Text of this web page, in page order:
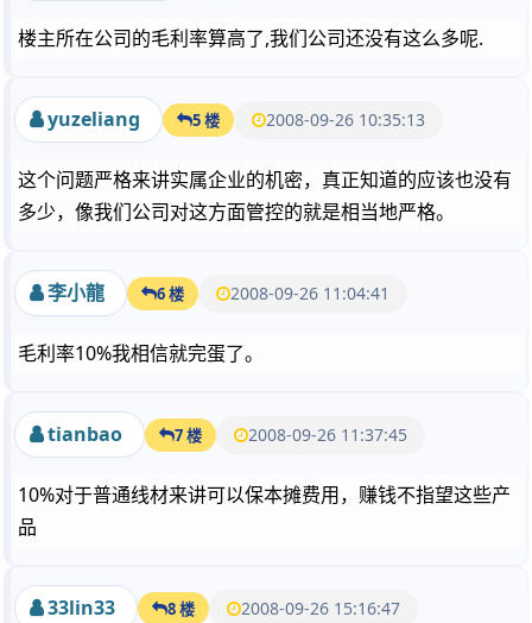
楼主所在公司的毛利率算高了,我们公司还没有这么多呢.
yuzeliang 5 楼 2008-09-26 10:35:13
这个问题严格来讲实属企业的机密，真正知道的应该也没有
多少，像我们公司对这方面管控的就是相当地严格。
李小龍 6 楼 2008-09-26 11:04:41
毛利率10%我相信就完蛋了。
tianbao 7 楼 2008-09-26 11:37:45
10%对于普通线材来讲可以保本摊费用，赚钱不指望这些产
品
33lin33 8 楼 2008-09-26 15:16:47